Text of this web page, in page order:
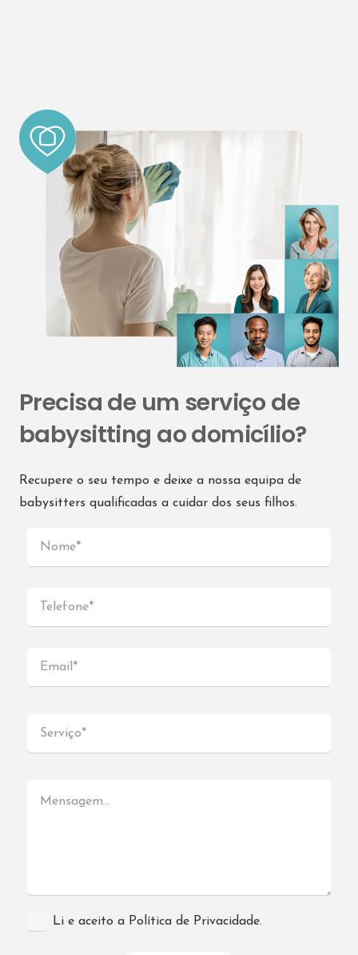
Precisa de um serviço de
babysitting ao domicílio?
Recupere o seu tempo e deixe a nossa equipa de
babysitters qualificadas a cuidar dos seus filhos.
Li e aceito a Política de Privacidade.